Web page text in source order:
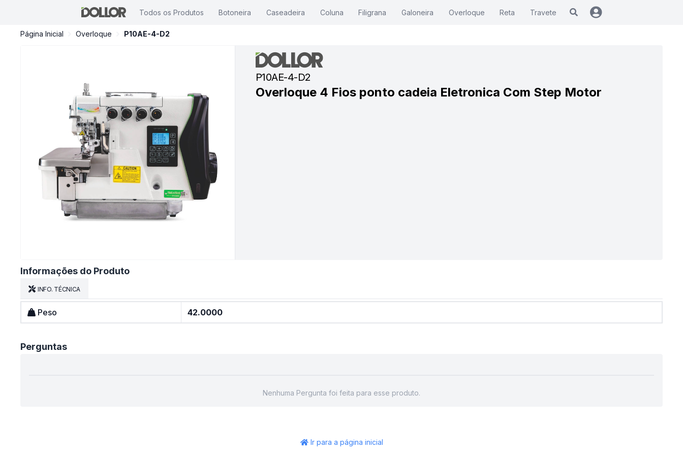
Todos os Produtos Botoneira Caseadeira Coluna Filigrana Galoneira Overloque Reta Travete
Página Inicial Overloque P10AE-4-D2
P10AE-4-D2
Overloque 4 Fios ponto cadeia Eletronica Com Step Motor
Informações do Produto
INFO. TÉCNICA
Peso 42.0000
Perguntas
Nenhuma Pergunta foi feita para esse produto.
Ir para a página inicial